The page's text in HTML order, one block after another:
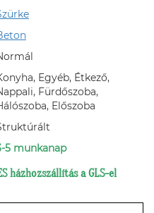
Egyéb, Étkező,
Fürdőszoba,
Előszoba
5 munkanap
házhozszállítás a GLS-el